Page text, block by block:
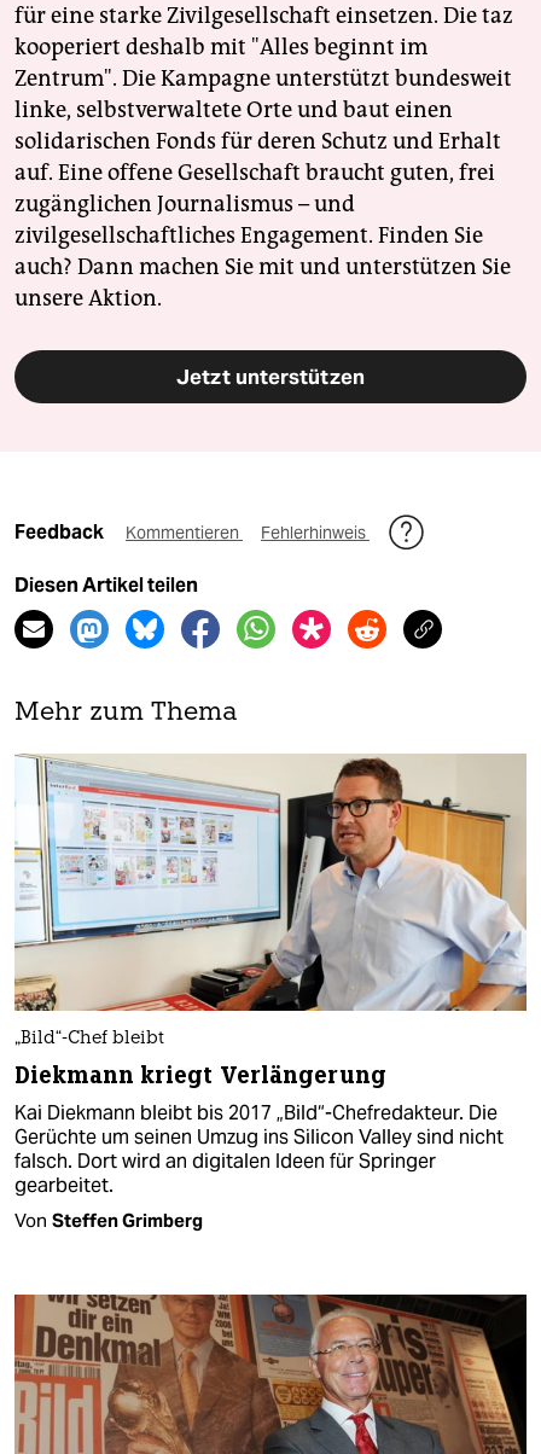
für eine starke Zivilgesellschaft einsetzen. Die taz
kooperiert deshalb mit "Alles beginnt im
Zentrum". Die Kampagne unterstützt bundesweit
linke, selbstverwaltete Orte und baut einen
solidarischen Fonds für deren Schutz und Erhalt
auf. Eine offene Gesellschaft braucht guten, frei
zugänglichen Journalismus – und
zivilgesellschaftliches Engagement. Finden Sie
auch? Dann machen Sie mit und unterstützen Sie
unsere Aktion.
Jetzt unterstützen
Feedback Kommentieren Fehlerhinweis
Diesen Artikel teilen
Mehr zum Thema
„Bild“-Chef bleibt
Diekmann kriegt Verlängerung
Kai Diekmann bleibt bis 2017 „Bild“-Chefredakteur. Die
Gerüchte um seinen Umzug ins Silicon Valley sind nicht
falsch. Dort wird an digitalen Ideen für Springer
gearbeitet.
Von Steffen Grimberg